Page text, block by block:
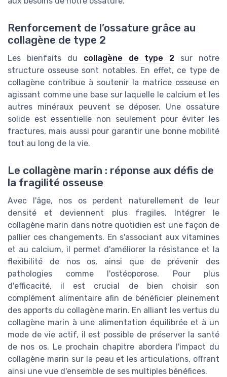
Renforcement de l’ossature grâce au
collagène de type 2
Les bienfaits du collagène de type 2 sur notre
structure osseuse sont notables. En effet, ce type de
collagène contribue à soutenir la matrice osseuse en
agissant comme une base sur laquelle le calcium et les
autres minéraux peuvent se déposer. Une ossature
solide est essentielle non seulement pour éviter les
fractures, mais aussi pour garantir une bonne mobilité
tout au long de la vie.
Le collagène marin : réponse aux défis de
la fragilité osseuse
Avec l'âge, nos os perdent naturellement de leur
densité et deviennent plus fragiles. Intégrer le
collagène marin dans notre quotidien est une façon de
pallier ces changements. En s'associant aux vitamines
et au calcium, il permet d'améliorer la résistance et la
flexibilité de nos os, ainsi que de prévenir des
pathologies comme l'ostéoporose. Pour plus
d'efficacité, il est crucial de bien choisir son
complément alimentaire afin de bénéficier pleinement
des apports du collagène marin. En alliant les vertus du
collagène marin à une alimentation équilibrée et à un
mode de vie actif, il est possible de préserver la santé
de nos os. Le prochain chapitre abordera l'impact du
collagène marin sur la peau et les articulations, offrant
ainsi une vue d'ensemble de ses multiples bénéfices.